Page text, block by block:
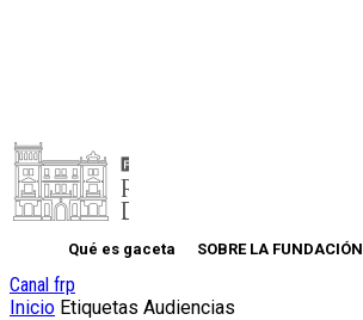
Qué es gaceta SOBRE LA FUNDACIÓN
Canal frp
Inicio Etiquetas Audiencias